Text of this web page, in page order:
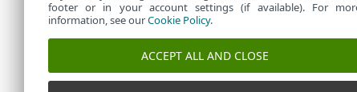
footer or in your account settings (if available). For
information, see ourCookie Policy.
ACCEPT ALL AND CLOSE